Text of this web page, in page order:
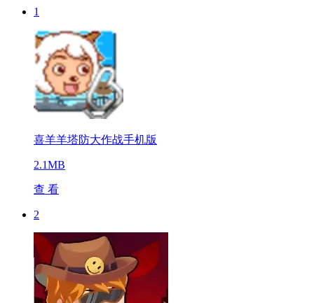
1
喜羊羊塔防大作战手机版
2.1MB
查 看
2